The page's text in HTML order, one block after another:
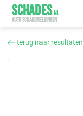
SCHADES.NL
AUTO SCHADEMELDINGEN
terug naar resultaten